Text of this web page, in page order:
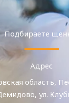
Подбираете
Адрес
область,
ул.